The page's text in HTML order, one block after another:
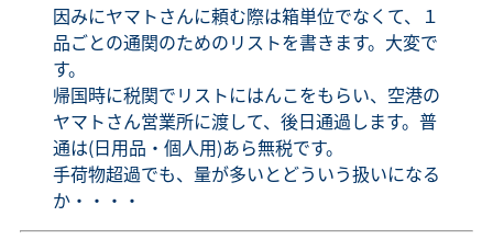
因みにヤマトさんに頼む際は箱単位でなくて、１
品ごとの通関のためのリストを書きます。大変で
す。
帰国時に税関でリストにはんこをもらい、空港の
ヤマトさん営業所に渡して、後日通過します。普
通は(日用品・個人用)あら無税です。
手荷物超過でも、量が多いとどういう扱いになる
か・・・・